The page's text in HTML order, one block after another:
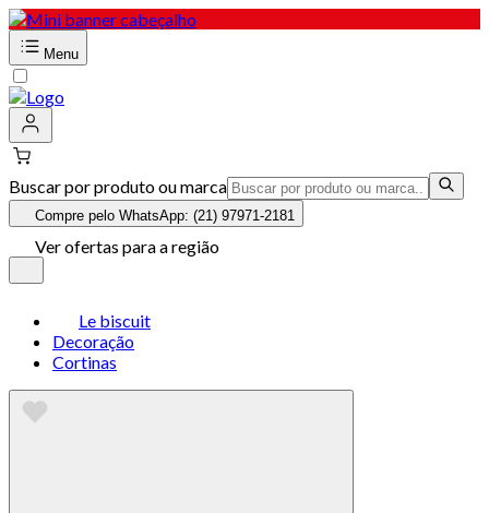
Menu
Buscar por produto ou marca
Compre pelo WhatsApp: (21) 97971-2181
Ver ofertas para a região
Le biscuit
Decoração
Cortinas